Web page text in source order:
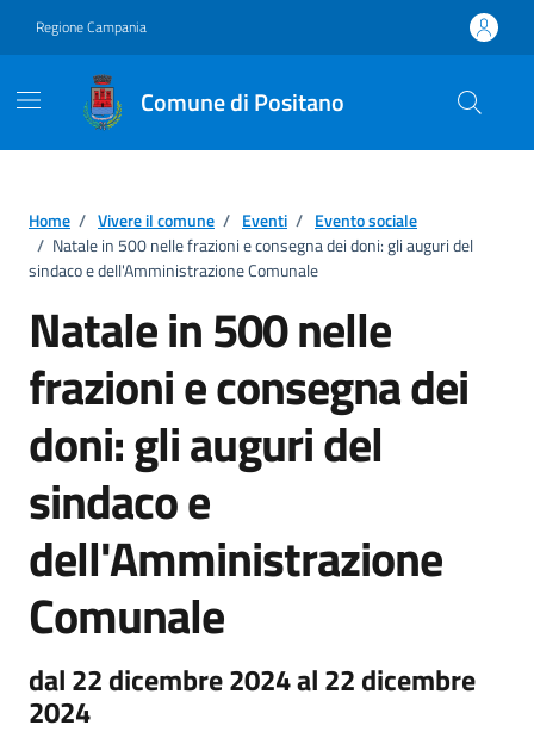
Regione Campania
Comune di Positano
Home / Vivere il comune / Eventi / Evento sociale
/ Natale in 500 nelle frazioni e consegna dei doni: gli auguri del
sindaco e dell'Amministrazione Comunale
Natale in 500 nelle
frazioni e consegna dei
doni: gli auguri del
sindaco e
dell'Amministrazione
Comunale
dal 22 dicembre 2024 al 22 dicembre
2024